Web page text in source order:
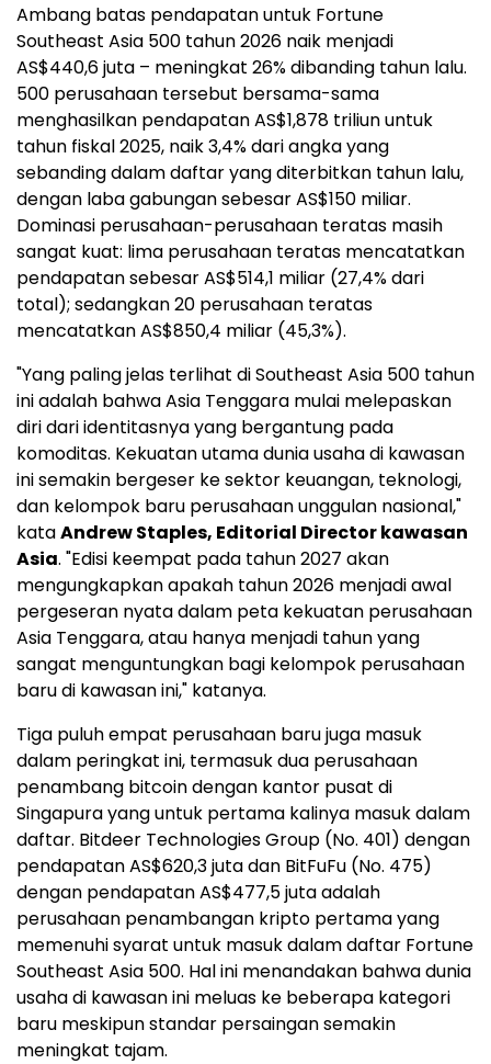
Ambang batas pendapatan untuk Fortune
Southeast Asia 500 tahun 2026 naik menjadi
AS$440,6 juta – meningkat 26% dibanding tahun lalu.
500 perusahaan tersebut bersama-sama
menghasilkan pendapatan AS$1,878 triliun untuk
tahun fiskal 2025, naik 3,4% dari angka yang
sebanding dalam daftar yang diterbitkan tahun lalu,
dengan laba gabungan sebesar AS$150 miliar.
Dominasi perusahaan-perusahaan teratas masih
sangat kuat: lima perusahaan teratas mencatatkan
pendapatan sebesar AS$514,1 miliar (27,4% dari
total); sedangkan 20 perusahaan teratas
mencatatkan AS$850,4 miliar (45,3%).
"Yang paling jelas terlihat di Southeast Asia 500 tahun
ini adalah bahwa Asia Tenggara mulai melepaskan
diri dari identitasnya yang bergantung pada
komoditas. Kekuatan utama dunia usaha di kawasan
ini semakin bergeser ke sektor keuangan, teknologi,
dan kelompok baru perusahaan unggulan nasional,"
kataAndrew Staples, Editorial Director kawasan
Asia. "Edisi keempat pada tahun 2027 akan
mengungkapkan apakah tahun 2026 menjadi awal
pergeseran nyata dalam peta kekuatan perusahaan
Asia Tenggara, atau hanya menjadi tahun yang
sangat menguntungkan bagi kelompok perusahaan
baru di kawasan ini," katanya.
Tiga puluh empat perusahaan baru juga masuk
dalam peringkat ini, termasuk dua perusahaan
penambang bitcoin dengan kantor pusat di
Singapura yang untuk pertama kalinya masuk dalam
daftar. Bitdeer Technologies Group (No. 401) dengan
pendapatan AS$620,3 juta dan BitFuFu (No. 475)
dengan pendapatan AS$477,5 juta adalah
perusahaan penambangan kripto pertama yang
memenuhi syarat untuk masuk dalam daftar Fortune
Southeast Asia 500. Hal ini menandakan bahwa dunia
usaha di kawasan ini meluas ke beberapa kategori
baru meskipun standar persaingan semakin
meningkat tajam.